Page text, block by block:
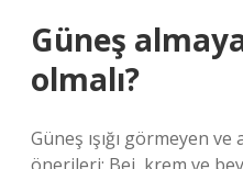
Güneş
olmalı?
Güneş ışığı görmeyen